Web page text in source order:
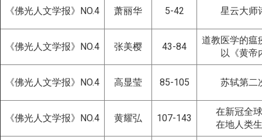
《佛光人文学报》NO.4 萧丽华 5-42 星云大师
《佛光人文学报》NO.4 张美樱 43-84
道教医学的瘟
以《黄帝
《佛光人文学报》NO.4 高显莹 85-105 苏轼第二
《佛光人文学报》NO.4 黄耀弘 107-143
在新冠全
在地人类